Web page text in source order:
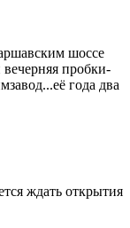
шоссе
пробки-
года два
ждать открытия